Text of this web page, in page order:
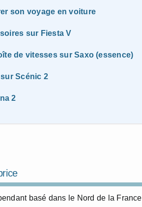
son voyage en voiture
sur Fiesta V
de vitesses sur Saxo (essence)
Scénic 2
2
basé dans le Nord de la